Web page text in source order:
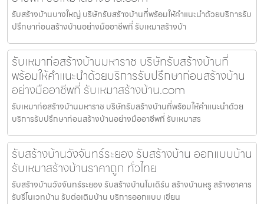
รับสร้างบ้านบางใหญ่ บริษัทรับสร้างบ้านที่พร้อมให้คำแนะนำด้วยบริการรับ
ปรึกษาก่อนสร้างบ้านอย่างมืออาชีพที่ รับเหมาสร้างบ้า
รับเหมาก่อสร้างบ้านมหาราช บริษัทรับสร้างบ้านที่
พร้อมให้คำแนะนำด้วยบริการรับปรึกษาก่อนสร้างบ้าน
อย่างมืออาชีพที่ รับเหมาสร้างบ้าน.com
รับเหมาก่อสร้างบ้านมหาราช บริษัทรับสร้างบ้านที่พร้อมให้คำแนะนำด้วย
บริการรับปรึกษาก่อนสร้างบ้านอย่างมืออาชีพที่ รับเหมาสร
รับสร้างบ้านวังจันทร์ระยอง รับสร้างบ้าน ออกแบบบ้าน
รับเหมาสร้างบ้านราคาถูก ทั่วไทย
รับสร้างบ้านวังจันทร์ระยอง รับสร้างบ้านโมเดิร์น สร้างบ้านหรู สร้างอาคาร
รับรีโนเวทบ้าน รับต่อเติมบ้าน บริการออกแบบ เขียน